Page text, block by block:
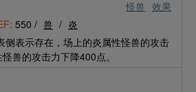
怪兽 效果
550 / 兽 / 炎
侧表示存在，场上的炎属性怪兽的攻击
兽的攻击力下降400点。